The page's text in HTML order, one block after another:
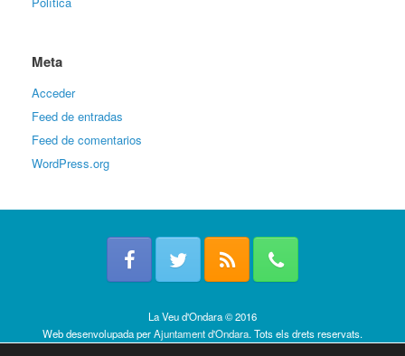
Meta
Acceder
Feed de entradas
Feed de comentarios
WordPress.org
La Veu d'Ondara © 2016
Web desenvolupada perAjuntament d'Ondara. Tots els drets reservats.